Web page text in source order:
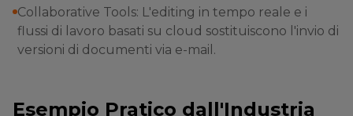
Collaborative Tools: L'editing in tempo reale e i
flussi di lavoro basati su cloud sostituiscono l'invio di
versioni di documenti via e-mail.
Esempio Pratico dall'Industria